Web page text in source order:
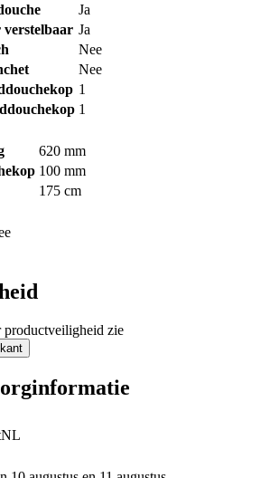
Ja
verstelbaar Ja
Nee
Nee
1
1
620 mm
100 mm
175 cm
zie